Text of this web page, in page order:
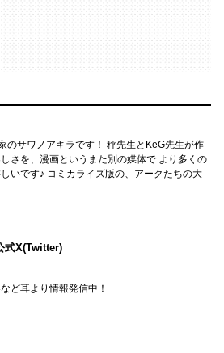
のサワノアキラです！ 秤先生とKeG先生が作
さを、漫画というまた別の媒体で より多くの
いです♪ コミカライズ版の、アークたちの大
式X(Twitter)
ど耳より情報発信中！